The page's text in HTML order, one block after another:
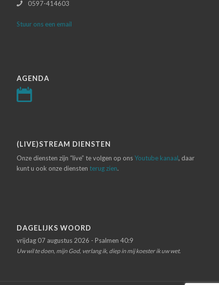
0597-414603
Stuur ons een email
AGENDA
(LIVE)STREAM DIENSTEN
Onze diensten zijn “live” te volgen op onsYoutube kanaal, daar
kunt u ook onze diensten terug zien.
DAGELIJKS WOORD
vrijdag 07 augustus 2026 - Psalmen 40:9
Uw wil te doen, mijn God, verlang ik, diep in mij koester ik uw wet.